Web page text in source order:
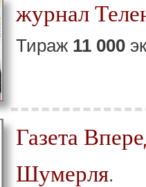
журнал
Тираж 11 000
Газета
Шумерля.